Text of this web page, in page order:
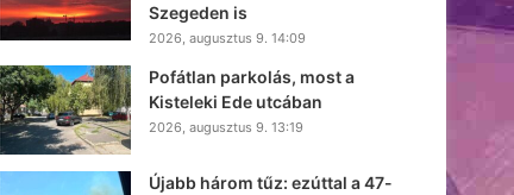
Szegeden is
2026, augusztus 9. 14:09
Pofátlan parkolás, most a
Kisteleki Ede utcában
2026, augusztus 9. 13:19
Újabb három tűz: ezúttal a 47-